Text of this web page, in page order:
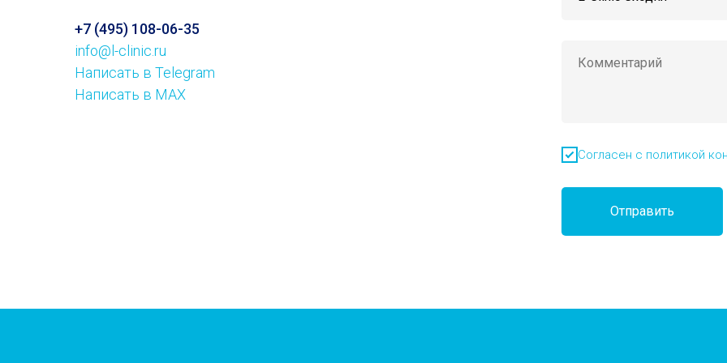
+7 (495) 108-06-35
info@l-clinic.ru
Написать в Telegram
Написать в MAX
Согласен с политикой
Отправить